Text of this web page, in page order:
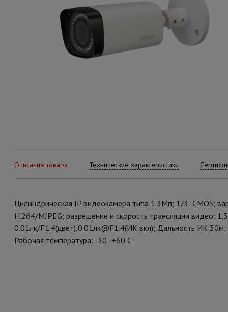
Описание товара Технические характеристики
Цилиндрическая IP видеокамера типа 1.3Mп; 1/3" CMOS;
H.264/MJPEG; разрешение и скорость трансляции видео:
0.01лк/F1.4(цвет),0.01лк@F1.4(ИК вкл); Дальность
Рабочая температура: -30 -+60 С;